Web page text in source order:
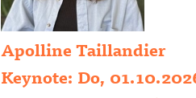
Apolline Taillandier
Keynote: Do,